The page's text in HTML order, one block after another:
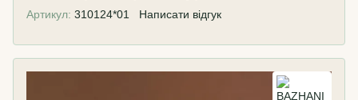
Артикул: 310124*01 Написати відгук